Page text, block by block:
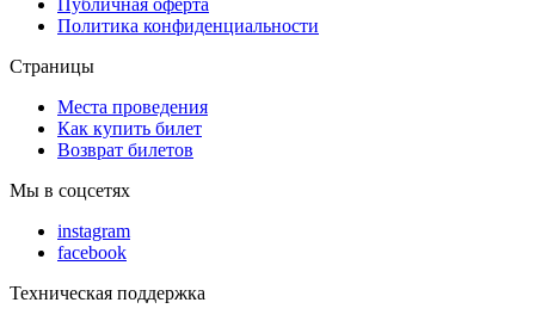
Политика конфиденциальности
Страницы
Места проведения
Как купить билет
Возврат билетов
Мы в соцсетях
instagram
facebook
Техническая поддержка